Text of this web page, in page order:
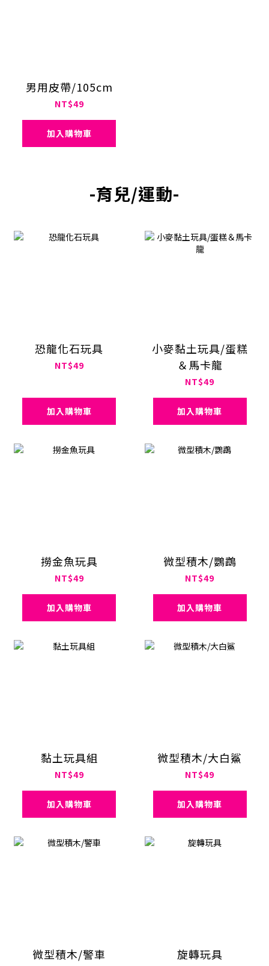
男用皮帶/105cm
NT$49
加入購物車
-育兒/運動-
恐龍化石玩具
NT$49
加入購物車
小麥黏土玩具/蛋糕
＆馬卡龍
NT$49
加入購物車
撈金魚玩具
NT$49
加入購物車
微型積木/鸚鵡
NT$49
加入購物車
黏土玩具組
NT$49
加入購物車
微型積木/大白鯊
NT$49
加入購物車
微型積木/警車 旋轉玩具